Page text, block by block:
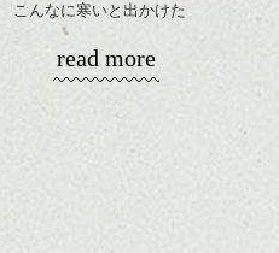
スパ／伸びても目立たない
ルカラー/髪質改善/TOKIOト
こんなに寒いと出かけた
くなくなります。
なのでおうちで暖かくし
てまったりと過ごす冬
read more